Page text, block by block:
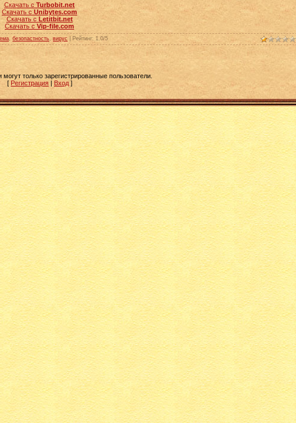
Скачать с Turbobit.net
Скачать с Unibytes.com
Скачать с Letitbit.net
Скачать с Vip-file.com
безопастность вирус Рейтинг: 1.0/5
только зарегистрированные пользователи.
[ Регистрация | Вход ]